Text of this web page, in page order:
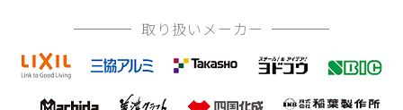
取り扱いメーカー